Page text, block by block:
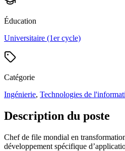
Éducation
Universitaire (1er cycle)
Catégorie
Ingénierie, Technologies de
Description du poste
Chef de file mondial en
développement spécifique